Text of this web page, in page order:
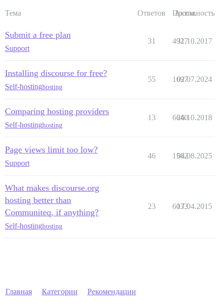
Тема Ответов Просм.
Активность
Submit a free plan
Support
31 4927
31.10.2017
Installing discourse for free?
Self-hostinghosting
55 1697
02.07.2024
Comparing hosting providers
Self-hostinghosting
13 6640
26.10.2018
Page views limit too low?
Support
46 1582
04.08.2025
What makes discourse.org
hosting better than
Communiteq, if anything?
Self-hostinghosting
23 6033
17.04.2015
Главная Категории Рекомендации